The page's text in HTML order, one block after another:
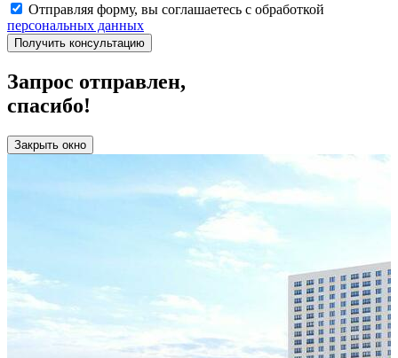
Отправляя форму, вы соглашаетесь с обработкой
персональных данных
Получить консультацию
Запрос отправлен,
спасибо!
Закрыть окно